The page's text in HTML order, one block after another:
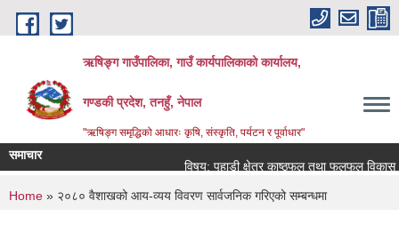
Skip to main content
ऋषिङ्ग गाउँपालिका, गाउँ कार्यपालिकाको कार्यालय,
गण्डकी प्रदेश, तनहुँ, नेपाल
"ऋषिङ्ग समृद्धिको आधारः कृषि, संस्कृति, पर्यटन र पूर्वाधार"
समाचार
विषय: पहाडी क्षेत्र काष्ठफल तथा फलफूल
You are here
Home » २०८० वैशाखको आय-व्यय विवरण सार्वजनिक गरिएको सम्बन्धमा